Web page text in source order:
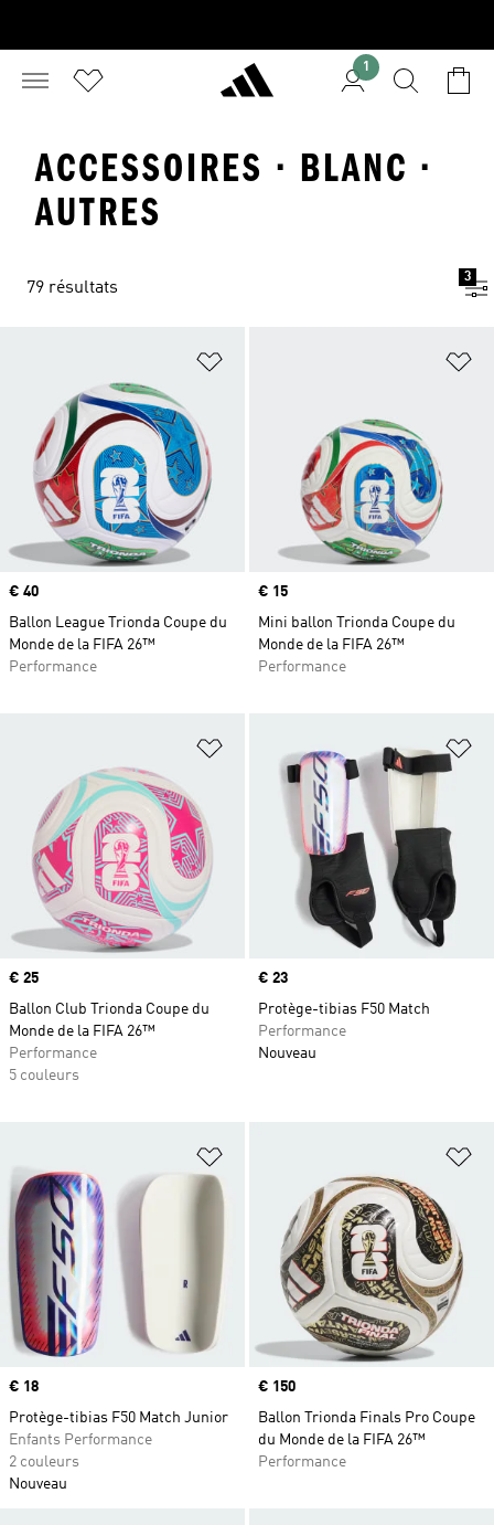
1
ACCESSOIRES · BLANC ·
AUTRES
79 résultats
3
Ajouter à la Liste de produits
Prix
€ 40
Ballon League Trionda Coupe du
Monde de la FIFA 26™
Performance
Prix
€ 15
Mini ballon Trionda Coupe du
Monde de la FIFA 26™
Performance
Ajouter à la Liste de produits
Prix
€ 25
Ballon Club Trionda Coupe du
Monde de la FIFA 26™
Performance
5 couleurs
Prix
€ 23
Protège-tibias F50 Match
Performance
Nouveau
Ajouter à la Liste de produits
Prix
€ 18
Protège-tibias F50 Match Junior
Enfants Performance
2 couleurs
Nouveau
Prix
€ 150
Ballon Trionda Finals Pro Coupe
du Monde de la FIFA 26™
Performance